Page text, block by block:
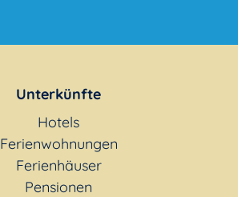
Unterkünfte
Hotels
Ferienwohnungen
Ferienhäuser
Pensionen